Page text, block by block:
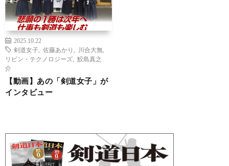
2025.10.22
剣道女子
佐藤あかり 川合大無
リビン・テクノロジーズ
鮫島真之
介
【動画】あの「剣道女子」が
インタビュー